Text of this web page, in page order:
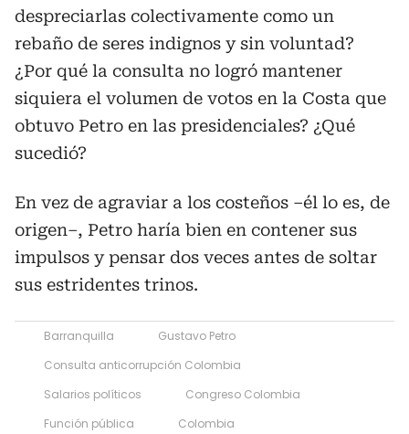
despreciarlas colectivamente como un
rebaño de seres indignos y sin voluntad?
¿Por qué la consulta no logró mantener
siquiera el volumen de votos en la Costa que
obtuvo Petro en las presidenciales? ¿Qué
sucedió?
En vez de agraviar a los costeños –él lo es, de
origen–, Petro haría bien en contener sus
impulsos y pensar dos veces antes de soltar
sus estridentes trinos.
Barranquilla
Gustavo Petro
Consulta anticorrupción Colombia
Salarios políticos
Congreso Colombia
Función pública
Colombia